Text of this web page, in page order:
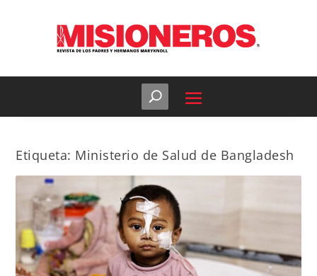
Etiqueta: Ministerio de Salud de Bangladesh